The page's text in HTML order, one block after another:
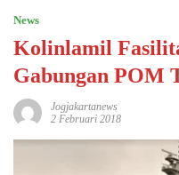
News
Kolinlamil
Gabungan POM
Jogjakartanews
2 Februari 2018